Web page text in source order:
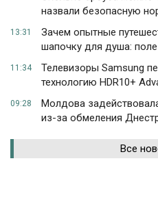
назвали безопасную
13:31
Зачем опытные
шапочку для душа:
11:34
Телевизоры Samsung
технологию HDR10+
09:28
Молдова
из-за обмеления
Все